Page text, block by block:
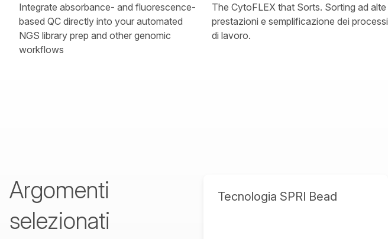
Integrate absorbance- and fluorescence-
based QC directly into your automated
NGS library prep and other genomic
workflows
The CytoFLEX that Sorts. Sorting ad alte
prestazioni e semplificazione dei processi
di lavoro.
Argomenti
selezionati
Tecnologia SPRI Bead